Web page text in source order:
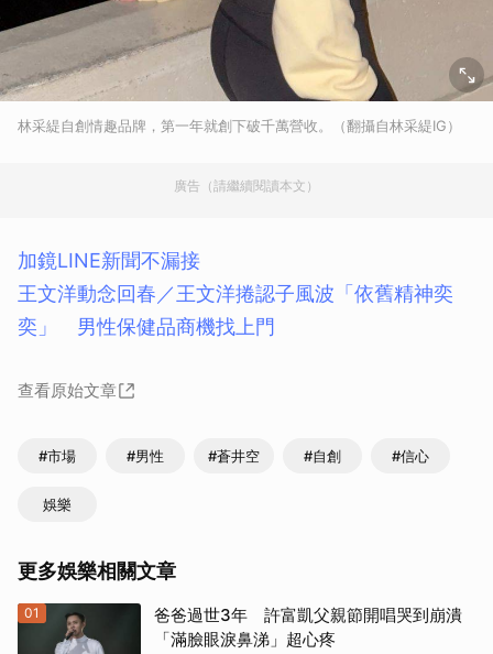
林采緹自創情趣品牌，第一年就創下破千萬營收。（翻攝自林采緹IG）
廣告（請繼續閱讀本文）
加鏡LINE新聞不漏接
王文洋動念回春／王文洋捲認子風波「依舊精神奕
奕」 男性保健品商機找上門
查看原始文章
#市場 #男性 #蒼井空 #自創 #信心
娛樂
更多娛樂相關文章
01
爸爸過世3年 許富凱父親節開唱哭到崩潰
「滿臉眼淚鼻涕」超心疼